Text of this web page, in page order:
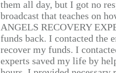
them all day, but I got no
broadcast that teaches on
ANGELS RECOVERY
funds back. I contacted the
recover my funds. I
experts saved my life by